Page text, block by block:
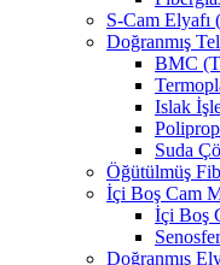
S-Cam
Doğranmış
BMC
Islak
Suda
Öğütülmüş
İçi Boş Cam
İçi Boş
Doğranmış